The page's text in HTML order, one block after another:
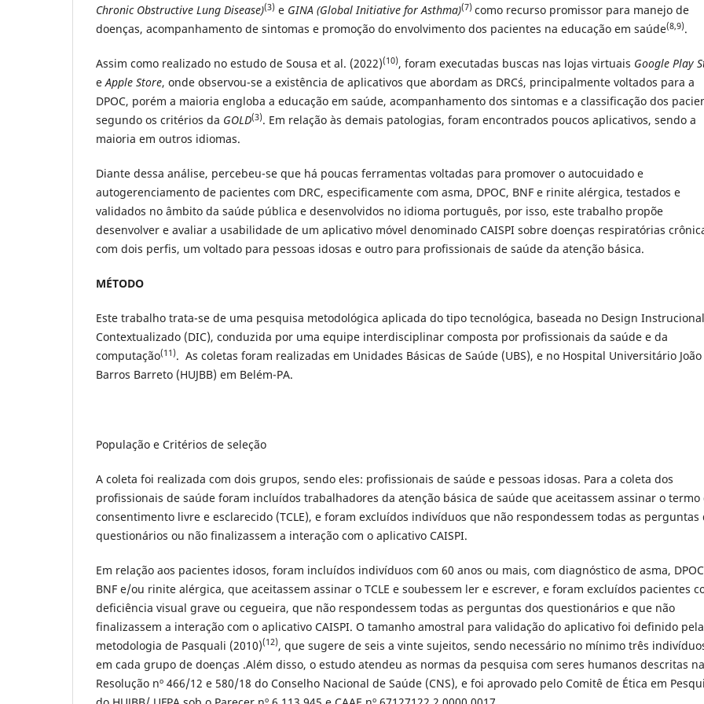
Chronic Obstructive Lung Disease)(3) e GINA (Global Initiative for Asthma)(7) como recurso promissor para manejo de
doenças, acompanhamento de sintomas e promoção do envolvimento dos pacientes na educação em saúde(8,9).
Assim como realizado no estudo de Sousa et al. (2022)(10), foram executadas buscas nas lojas virtuais Google Play
eApple Store, onde observou-se a existência de aplicativos que abordam as DRC´s, principalmente voltados para a
DPOC, porém a maioria engloba a educação em saúde, acompanhamento dos sintomas e a classificação dos
segundo os critérios da GOLD(3). Em relação às demais patologias, foram encontrados poucos aplicativos, sendo a
maioria em outros idiomas.
Diante dessa análise, percebeu-se que há poucas ferramentas voltadas para promover o autocuidado e
autogerenciamento de pacientes com DRC, especificamente com asma, DPOC, BNF e rinite alérgica, testados e
validados no âmbito da saúde pública e desenvolvidos no idioma português, por isso, este trabalho propõe
desenvolver e avaliar a usabilidade de um aplicativo móvel denominado CAISPI sobre doenças respiratórias
com dois perfis, um voltado para pessoas idosas e outro para profissionais de saúde da atenção básica.
MÉTODO
Este trabalho trata-se de uma pesquisa metodológica aplicada do tipo tecnológica, baseada no Design Instrucional
Contextualizado (DIC), conduzida por uma equipe interdisciplinar composta por profissionais da saúde e da
computação(11). As coletas foram realizadas em Unidades Básicas de Saúde (UBS), e no Hospital Universitário
Barros Barreto (HUJBB) em Belém-PA.
População e Critérios de seleção
A coleta foi realizada com dois grupos, sendo eles: profissionais de saúde e pessoas idosas. Para a coleta dos
profissionais de saúde foram incluídos trabalhadores da atenção básica de saúde que aceitassem assinar o termo
consentimento livre e esclarecido (TCLE), e foram excluídos indivíduos que não respondessem todas as perguntas
questionários ou não finalizassem a interação com o aplicativo CAISPI.
Em relação aos pacientes idosos, foram incluídos indivíduos com 60 anos ou mais, com diagnóstico de asma,
BNF e/ou rinite alérgica, que aceitassem assinar o TCLE e soubessem ler e escrever, e foram excluídos pacientes
deficiência visual grave ou cegueira, que não respondessem todas as perguntas dos questionários e que não
finalizassem a interação com o aplicativo CAISPI. O tamanho amostral para validação do aplicativo foi definido pela
metodologia de Pasquali (2010)(12), que sugere de seis a vinte sujeitos, sendo necessário no mínimo três
em cada grupo de doenças .Além disso, o estudo atendeu as normas da pesquisa com seres humanos descritas na
Resolução nº 466/12 e 580/18 do Conselho Nacional de Saúde (CNS), e foi aprovado pelo Comitê de Ética em